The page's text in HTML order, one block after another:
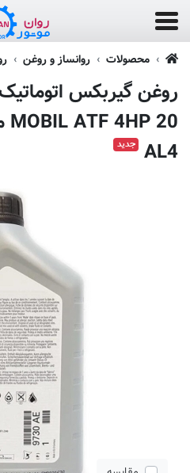
محصولات روانساز و روغن
روغن گیربکس
AL4
جدید